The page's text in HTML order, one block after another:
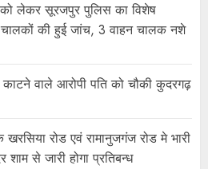
लेकर सूरजपुर पुलिस का विशेष
चालकों की हुई जांच, 3 वाहन चालक नशे
काटने वाले आरोपी पति को चौकी कुदरगढ़
रोड एवं रामानुजगंज रोड मे भारी
से जारी होगा प्रतिबन्ध